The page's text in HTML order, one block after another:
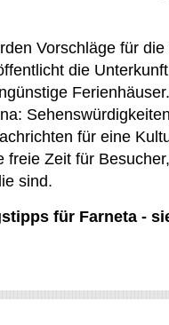
Vorschläge für
die
für eine
Zeit für
sind.
für Farneta -